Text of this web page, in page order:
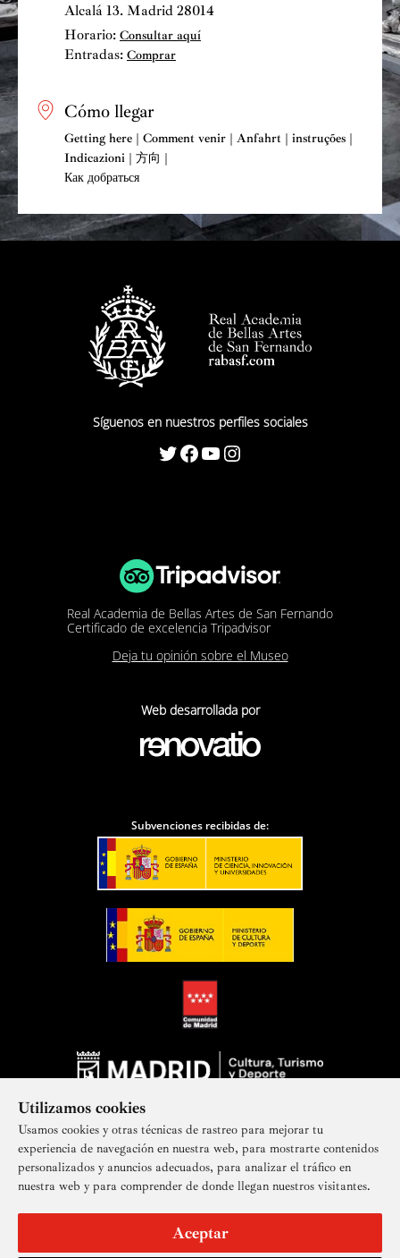
Utilizamos cookies
Usamos cookies y otras técnicas de rastreo para mejorar tu
experiencia de navegación en nuestra web, para mostrarte contenidos
personalizados y anuncios adecuados, para analizar el tráfico en
nuestra web y para comprender de donde llegan nuestros visitantes.
Aceptar
Alcalá 13. Madrid 28014
Horario: Consultar aquí
Entradas: Comprar
Cómo llegar
Getting here | Comment venir | Anfahrt | instruções |
Indicazioni | 方向 |
Как добраться
Síguenos en nuestros perfiles sociales
Twitter Facebook YouTube Instagram
Real Academia de Bellas Artes de San Fernando
Certificado de excelencia Tripadvisor
Deja tu opinión sobre el Museo
Web desarrollada por
Subvenciones recibidas de:
Suscríbete a nuestra newsletter